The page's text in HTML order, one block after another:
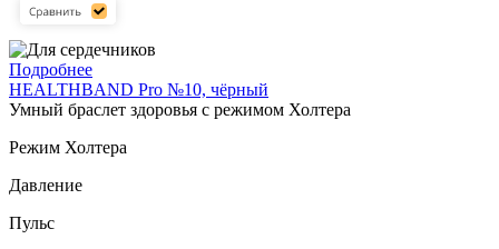
Подробнее
HEALTHBAND Pro №10, чёрный
Умный браслет здоровья с режимом Холтера
Режим Холтера
Давление
Пульс